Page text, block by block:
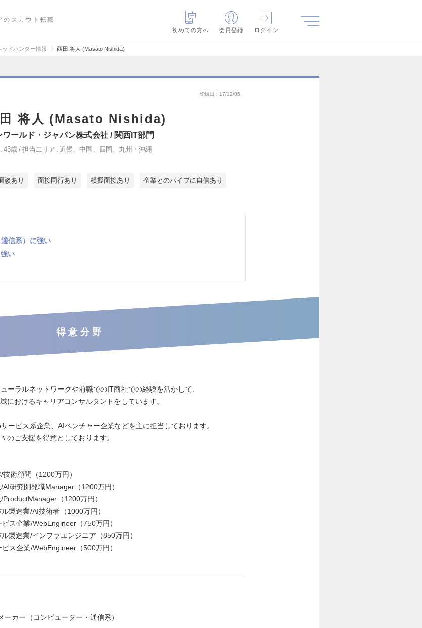
のスカウト転職
初めての方へ
会員登録 ログイン
ッドハンター情報 西田 将人 (Masato Nishida)
登録日 17/12/05
将人 (Masato Nishida)
ワールド・ジャパン株式会社 / 関西IT部門
43歳 担当エリア 近畿、中国、四国、九州・沖縄
談あり 面接同行あり 模擬面接あり 企業とのパイプに自信あり
信系）に強い
い
得意分野
ーラルネットワークや前職でのIT商社での経験を活かして、
におけるキャリアコンサルタントをしています。
ービス系企業、AIベンチャー企業などを主に担当しております。
のご支援を得意としております。
術顧問（1200万円）
AI研究開発職Manager（1200万円）
ProductManager（1200万円）
製造業/AI技術者（1000万円）
ス企業/WebEngineer（750万円）
製造業/インフラエンジニア（850万円）
ス企業/WebEngineer（500万円）
メーカー（コンピューター・通信系）